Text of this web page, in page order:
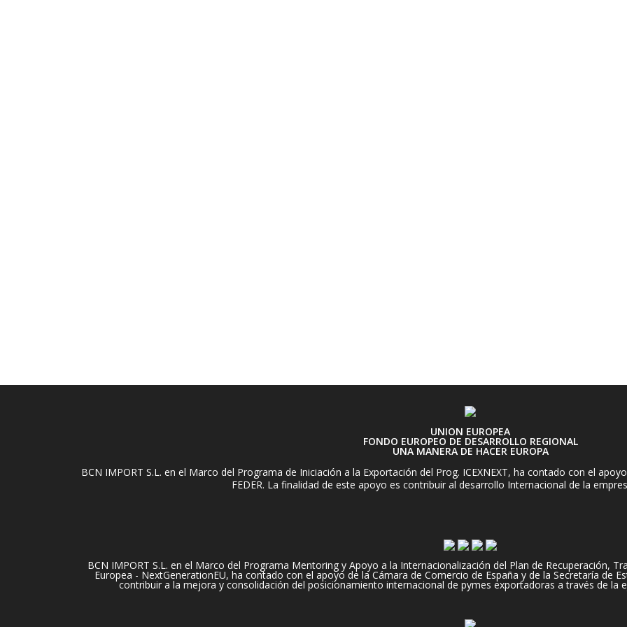
UNION EUROPEA
FONDO EUROPEO DE DESARROLLO REGIONAL
UNA MANERA DE HACER EUROPA
BCN IMPORT S.L. en el Marco del Programa de Iniciación a la Exportación del Prog. ICEXNEXT, ha contado con el
FEDER. La finalidad de este apoyo es contribuir al desarrollo Internacional de la
BCN IMPORT S.L. en el Marco del Programa Mentoring y Apoyo a la Internacionalización del Plan de Recuperación,
Europea - NextGenerationEU, ha contado con el apoyo de la Cámara de Comercio de España y de la Secretaría de
contribuir a la mejora y consolidación del posicionamiento internacional de pymes exportadoras a través de la